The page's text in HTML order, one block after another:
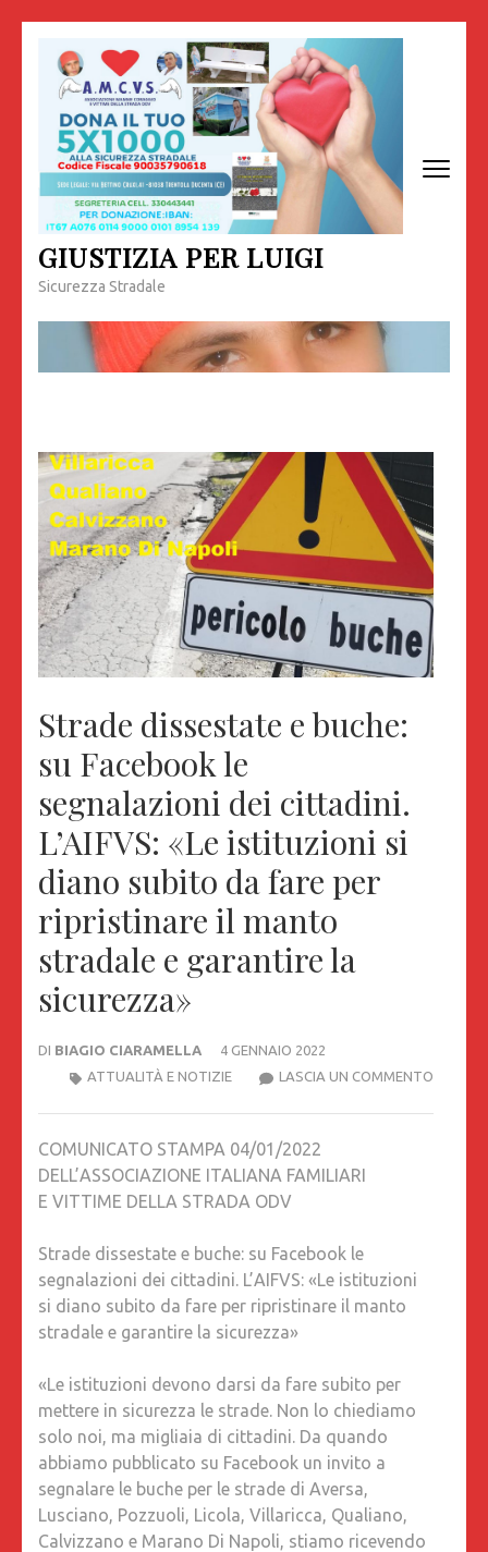
contenuto
(premi
invio)
GIUSTIZIA PER LUIGI
Sicurezza Stradale
Strade dissestate e buche:
su Facebook le
segnalazioni dei cittadini.
L’AIFVS: «Le istituzioni si
diano subito da fare per
ripristinare il manto
stradale e garantire la
sicurezza»
DI BIAGIO CIARAMELLA
4 GENNAIO 2022
LASCIA UN COMMENTO
ATTUALITÀ E NOTIZIE
COMUNICATO STAMPA 04/01/2022
DELL’ASSOCIAZIONE ITALIANA FAMILIARI
E VITTIME DELLA STRADA ODV
Strade dissestate e buche: su Facebook le
segnalazioni dei cittadini. L’AIFVS: «Le istituzioni
si diano subito da fare per ripristinare il manto
stradale e garantire la sicurezza»
«Le istituzioni devono darsi da fare subito per
mettere in sicurezza le strade. Non lo chiediamo
solo noi, ma migliaia di cittadini. Da quando
abbiamo pubblicato su Facebook un invito a
segnalare le buche per le strade di Aversa,
Lusciano, Pozzuoli, Licola, Villaricca, Qualiano,
Calvizzano e Marano Di Napoli, stiamo ricevendo